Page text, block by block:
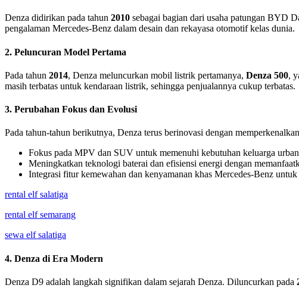
Denza didirikan pada tahun 2010 sebagai bagian dari usaha patungan BYD
pengalaman Mercedes-Benz dalam desain dan rekayasa otomotif kelas dunia.
2. Peluncuran Model Pertama
Pada tahun 2014, Denza meluncurkan mobil listrik pertamanya, Denza 500,
masih terbatas untuk kendaraan listrik, sehingga penjualannya cukup terbatas.
3. Perubahan Fokus dan Evolusi
Pada tahun-tahun berikutnya, Denza terus berinovasi dengan
Fokus pada MPV dan SUV untuk memenuhi kebutuhan keluarga
Meningkatkan teknologi baterai dan efisiensi energi dengan
Integrasi fitur kemewahan dan kenyamanan khas Mercedes-Benz untuk
rental elf salatiga
rental elf semarang
sewa elf salatiga
4. Denza di Era Modern
Denza D9 adalah langkah signifikan dalam sejarah Denza. Diluncurkan pada